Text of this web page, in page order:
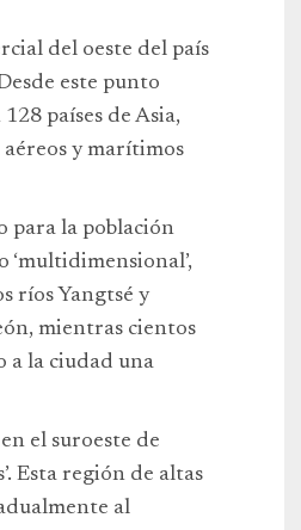
del oeste del país
este punto
países de Asia,
y marítimos
para la población
ríos Yangtsé y
mientras cientos
a la ciudad una
el suroeste de
Esta región de altas
al